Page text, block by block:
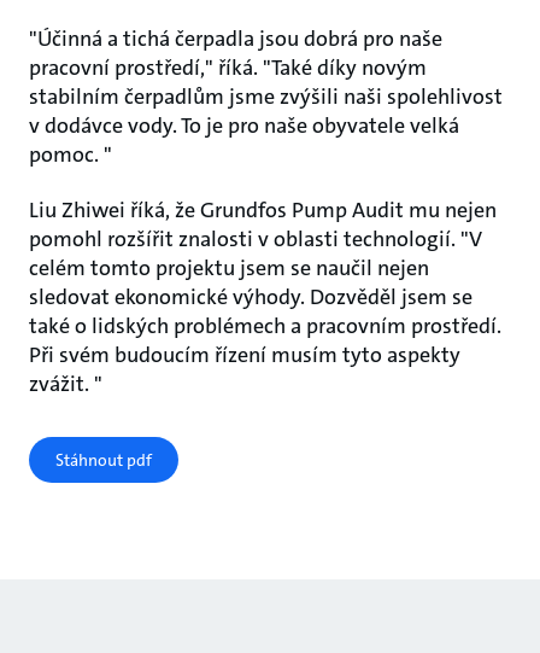
"Účinná a tichá čerpadla jsou dobrá pro naše
pracovní prostředí," říká. "Také díky novým
stabilním čerpadlům jsme zvýšili naši spolehlivost
v dodávce vody. To je pro naše obyvatele velká
pomoc. "
Liu Zhiwei říká, že Grundfos Pump Audit mu nejen
pomohl rozšířit znalosti v oblasti technologií. "V
celém tomto projektu jsem se naučil nejen
sledovat ekonomické výhody. Dozvěděl jsem se
také o lidských problémech a pracovním prostředí.
Při svém budoucím řízení musím tyto aspekty
zvážit. "
Stáhnout pdf